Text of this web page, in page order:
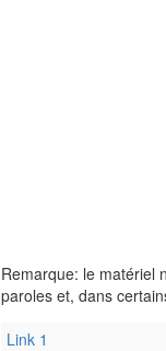
Remarque: le matériel
paroles et, dans
Link 1